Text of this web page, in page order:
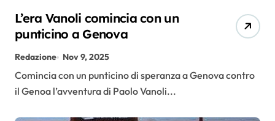
L’era Vanoli comincia con un
punticino a Genova
Redazione Nov 9, 2025
Comincia con un punticino di speranza a Genova contro
il Genoa l’avventura di Paolo Vanoli...